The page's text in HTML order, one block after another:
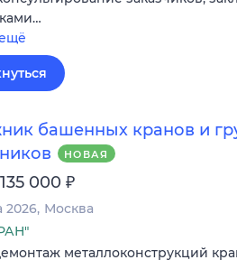
башенных кранов и
НОВАЯ
000 ₽
2026 Москва
металлоконструкций